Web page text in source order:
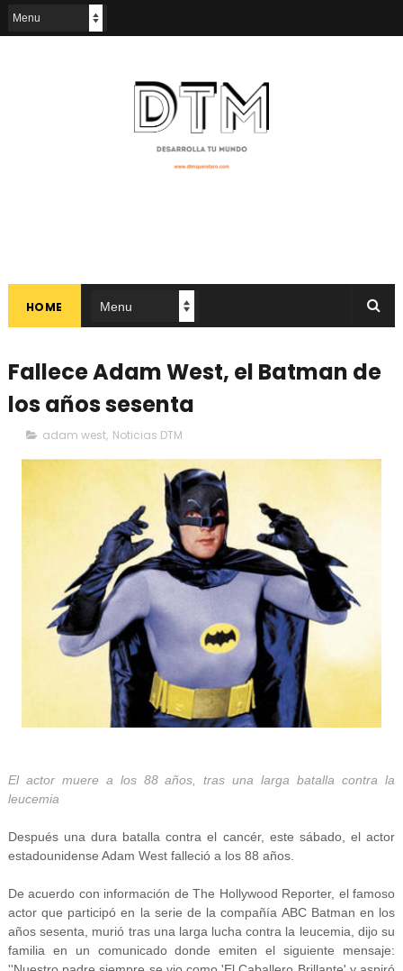
HOME
Fallece Adam West, el Batman de
los años sesenta
adam west, Noticias DTM
El actor muere a los 88 años, tras una larga batalla contra la
leucemia
Después una dura batalla contra el cancér, este sábado, el actor
estadounidense Adam West falleció a los 88 años.
De acuerdo con información de The Hollywood Reporter, el famoso
actor que participó en la serie de la compañía ABC Batman en los
años sesenta, murió tras una larga lucha contra la leucemia, dijo su
familia en un comunicado donde emiten el siguiente mensaje: